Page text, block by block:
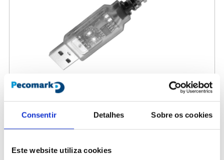
Consentir Detalhes Sobre os cookies
Este website utiliza cookies
Conversor USB/RS-485 AKO-80039